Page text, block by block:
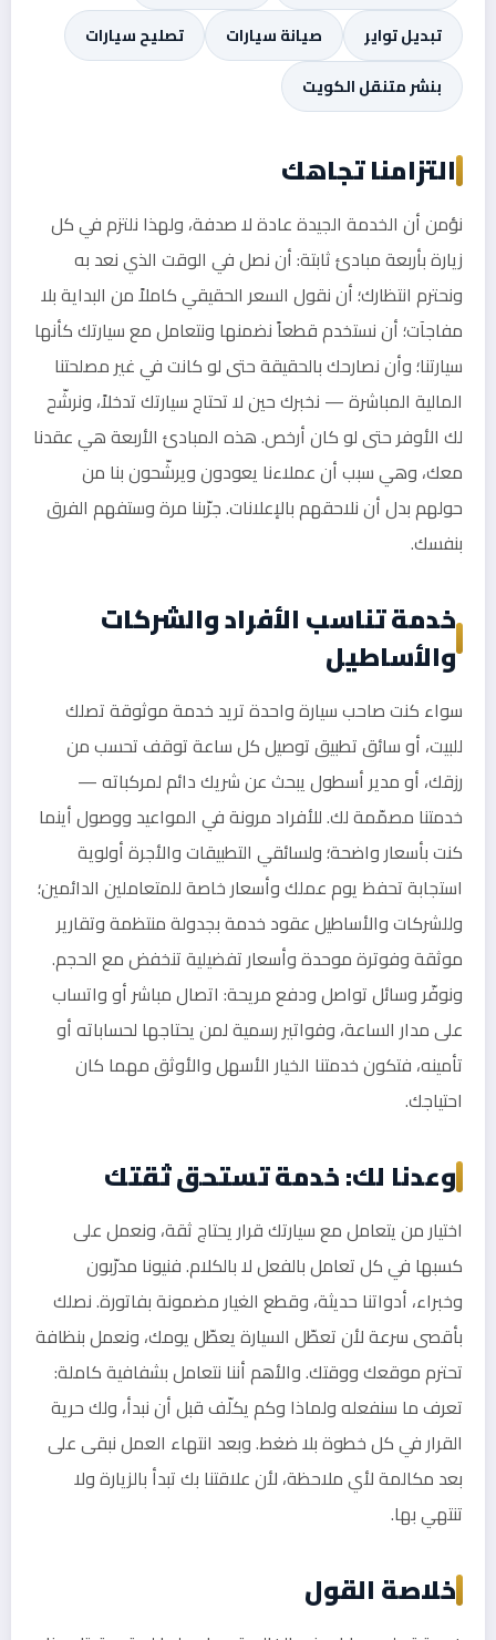
تبديل تواير
صيانة سيارات
تصليح سيارات
بنشر متنقل الكويت
التزامنا تجاهك
نؤمن أن الخدمة الجيدة عادة لا صدفة، ولهذا نلتزم في كل
زيارة بأربعة مبادئ ثابتة: أن نصل في الوقت الذي نعد به
ونحترم انتظارك؛ أن نقول السعر الحقيقي كاملاً من البداية بلا
مفاجآت؛ أن نستخدم قطعاً نضمنها ونتعامل مع سيارتك كأنها
سيارتنا؛ وأن نصارحك بالحقيقة حتى لو كانت في غير مصلحتنا
المالية المباشرة — نخبرك حين لا تحتاج سيارتك تدخلاً، ونرشّح
لك الأوفر حتى لو كان أرخص. هذه المبادئ الأربعة هي عقدنا
معك، وهي سبب أن عملاءنا يعودون ويرشّحون بنا من
حولهم بدل أن نلاحقهم بالإعلانات. جرّبنا مرة وستفهم الفرق
بنفسك.
خدمة تناسب الأفراد والشركات
والأساطيل
سواء كنت صاحب سيارة واحدة تريد خدمة موثوقة تصلك
للبيت، أو سائق تطبيق توصيل كل ساعة توقف تحسب من
رزقك، أو مدير أسطول يبحث عن شريك دائم لمركباته —
خدمتنا مصمّمة لك. للأفراد مرونة في المواعيد ووصول أينما
كنت بأسعار واضحة؛ ولسائقي التطبيقات والأجرة أولوية
استجابة تحفظ يوم عملك وأسعار خاصة للمتعاملين الدائمين؛
وللشركات والأساطيل عقود خدمة بجدولة منتظمة وتقارير
موثقة وفوترة موحدة وأسعار تفضيلية تنخفض مع الحجم.
ونوفّر وسائل تواصل ودفع مريحة: اتصال مباشر أو واتساب
على مدار الساعة، وفواتير رسمية لمن يحتاجها لحساباته أو
تأمينه، فتكون خدمتنا الخيار الأسهل والأوثق مهما كان
احتياجك.
وعدنا لك: خدمة تستحق ثقتك
اختيار من يتعامل مع سيارتك قرار يحتاج ثقة، ونعمل على
كسبها في كل تعامل بالفعل لا بالكلام. فنيونا مدرّبون
وخبراء، أدواتنا حديثة، وقطع الغيار مضمونة بفاتورة. نصلك
بأقصى سرعة لأن تعطّل السيارة يعطّل يومك، ونعمل بنظافة
تحترم موقعك ووقتك. والأهم أننا نتعامل بشفافية كاملة:
تعرف ما سنفعله ولماذا وكم يكلّف قبل أن نبدأ، ولك حرية
القرار في كل خطوة بلا ضغط. وبعد انتهاء العمل نبقى على
بعد مكالمة لأي ملاحظة، لأن علاقتنا بك تبدأ بالزيارة ولا
تنتهي بها.
خلاصة القول